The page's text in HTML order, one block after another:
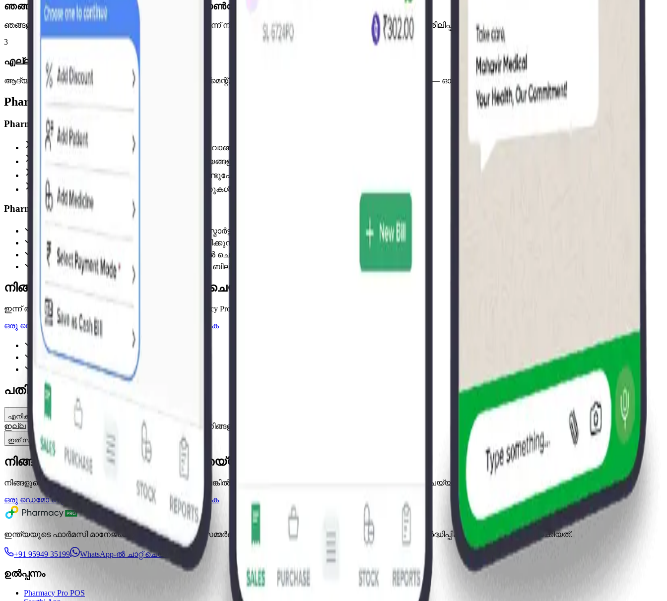
ഞങ്ങൾ നിങ്ങളുടെ ഡാറ്റ മൈഗ്രേറ്റ് ചെയ്ത് ഓൺബോർഡ് ചെയ്യുന്നു — സൗജന്യം
ഞങ്ങളുടെ ടീം നിങ്ങളുടെ നിലവിലെ സോഫ്റ്റ്‌വെയറിൽ നിന്ന് നിങ്ങളുടെ ഡാറ്റ മാറ്റുകയും നിങ്ങളുടെ ജീവനക്കാരെ പരിശീലിപ്പിക്കുകയും ചെയ്യുന്നു, ഒരു ചെലവുമില്ലാതെ.
3
എല്ലാം ഒരിടത്ത് ലൈവ് ആക്കുക
ആദ്യ ദിവസം മുതൽ തന്നെ ബില്ലിംഗ്, സ്റ്റോക്ക് മാനേജ്മെന്റ്, നിങ്ങളുടെ കണക്കുകൾ കാണൽ എന്നിവ ആരംഭിക്കുക — ഓൺലൈൻ അല്ലെങ്കിൽ ഓഫ്‌ലൈൻ.
Pharmacy Pro കൊണ്ട് എന്ത് മാറുന്നു
Pharmacy Pro ഇല്ലാതെ
ഒരു കൗണ്ടർ ചേർക്കൽ = ₹45,000 ഹാർഡ്‌വെയർ വാങ്ങൽ
ഒരൊറ്റ ക്യൂ, ഒരൊറ്റ കൗണ്ടർ, തിരക്കേറിയ സമയങ്ങളിൽ വിൽപ്പന നഷ്ടം
ഡെലിവറി ജീവനക്കാർ പേപ്പർ ബില്ലുകൾ കൊണ്ടുപോകുന്നു, പിന്നീട് ഒത്തുനോക്കുന്നു
രണ്ടാമത്തെ അല്ലെങ്കിൽ താൽക്കാലിക കൗണ്ടറുകൾ സാമ്പത്തികമായി അസാധ്യം
Pharmacy Pro കൊണ്ട്
ഒരു കൗണ്ടർ ചേർക്കൽ = ഏതെങ്കിലും ഒഴിവുള്ള സ്മാർട്ട്‌ഫോൺ ഉപയോഗിക്കുക
ഒന്നിലധികം കൗണ്ടറുകൾ ഒരേസമയം പ്രവർത്തിക്കുന്നു — പൂജ്യം ഹാർഡ്‌വെയർ ചെലവ്
ഡെലിവറി ജീവനക്കാർ അവരുടെ ഫോണിൽ ബിൽ ചെയ്യുന്നു, തത്സമയ സിങ്ക്
ഏതെങ്കിലും സ്മാർട്ട്‌ഫോൺ മിനിറ്റുകൾക്കകം ഒരു ബില്ലിംഗ് കൗണ്ടറാകുന്നു
നിങ്ങളുടെ സൗജന്യ ഡെമോ ബുക്ക് ചെയ്യുക
ഇന്ന് തന്നെ ഒരു വിദഗ്ധനോട് സംസാരിക്കുകയും Pharmacy Pro പ്രവർത്തനക്ഷമമായി കാണുകയും ചെയ്യുക.
ഒരു ഡെമോ ബുക്ക് ചെയ്യുക
സൗജന്യമായി പരീക്ഷിക്കുക
പരിശോധിച്ചുറപ്പിച്ചത്
സൗജന്യ 7-day ട്രയൽ
സൗജന്യ ട്രയൽ പിന്തുണ
പതിവായി ചോദിക്കുന്ന ചോദ്യങ്ങൾ
എനിക്ക് ഇപ്പോഴും ഒരു കമ്പ്യൂട്ടർ ആവശ്യമുണ്ടോ?
ഇല്ല — Saarthi ഒരു സ്മാർട്ട്ഫോൺ മാത്രം ഉപയോഗിച്ച് നിങ്ങളുടെ ബില്ലിംഗും ഇൻവെന്ററിയും പ്രവർത്തിപ്പിക്കുന്നു.
ഇത് സുരക്ഷിതമാണോ?
നിങ്ങളുടെ ഫാർമസി ലളിതമാക്കാൻ തയ്യാറാണോ?
നിങ്ങളുടെ സൗജന്യ 7-day ട്രയൽ ആരംഭിക്കുക അല്ലെങ്കിൽ ഇന്ന് തന്നെ വ്യക്തിഗതമാക്കിയ ഒരു ഡെമോ ബുക്ക് ചെയ്യുക.
ഒരു ഡെമോ ബുക്ക് ചെയ്യുക
സൗജന്യമായി പരീക്ഷിക്കുക
ഇന്ത്യയുടെ ഫാർമസി മാനേജ്മെന്റ് സോഫ്റ്റ്‌വെയർ — സമ്മർദ്ദത്തിൽ നിന്ന് നിങ്ങളെ മോചിപ്പിക്കാനും കാര്യക്ഷമത വർദ്ധിപ്പിക്കാനും ഇഷ്ടാനുസൃതമാക്കിയത്.
+91 95949 35199 WhatsApp-ൽ ചാറ്റ് ചെയ്യുക
ഉൽപ്പന്നം
Pharmacy Pro POS